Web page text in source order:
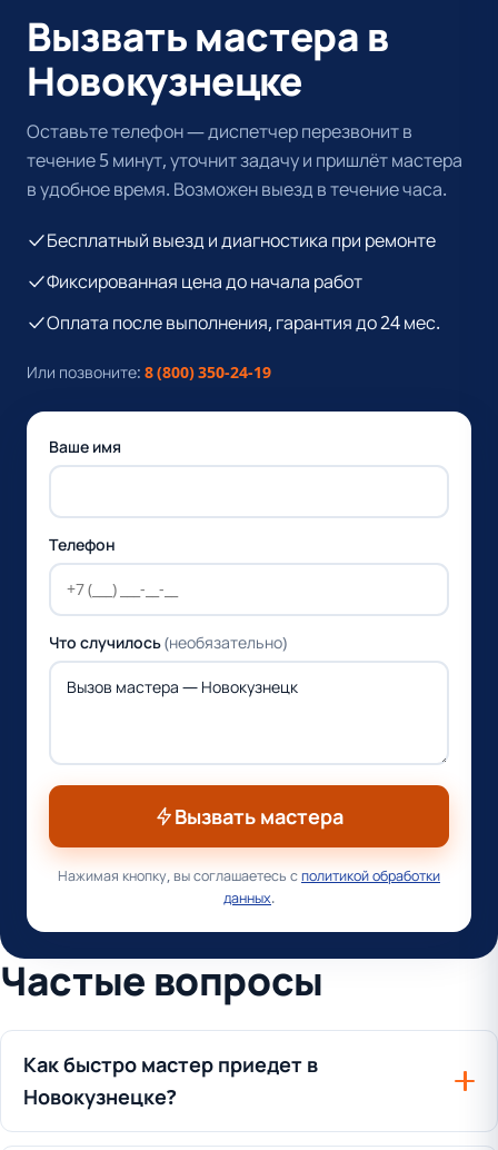
Вызвать мастера в
Новокузнецке
Оставьте телефон — диспетчер перезвонит в
течение 5 минут, уточнит задачу и пришлёт мастера
в удобное время. Возможен выезд в течение часа.
Бесплатный выезд и диагностика при ремонте
Фиксированная цена до начала работ
Оплата после выполнения, гарантия до 24 мес.
Или позвоните: 8 (800) 350-24-19
Ваше имя
Телефон
Что случилось(необязательно)
Вызвать мастера
Нажимая кнопку, вы соглашаетесь сполитикой обработки
данных.
Частые вопросы
Как быстро мастер приедет в
Новокузнецке?